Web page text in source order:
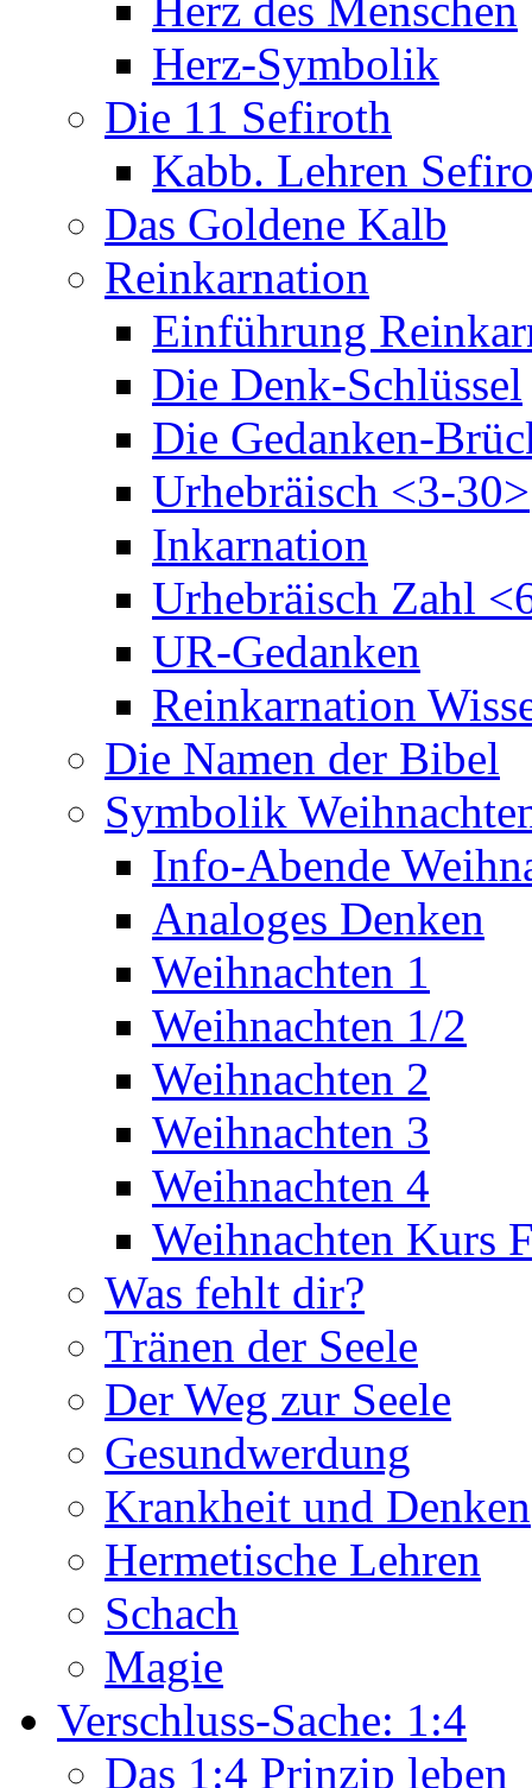
Herz-Symbolik
Die 11 Sefiroth
Kabb. Lehren
Das Goldene Kalb
Reinkarnation
Einführung
Die Denk-Schlüssel
Die Gedanken-
Urhebräisch <3-30>
Inkarnation
Urhebräisch Zahl
UR-Gedanken
Reinkarnation
Die Namen der Bibel
Symbolik
Info-Abende
Analoges Denken
Weihnachten 1
Weihnachten 1/2
Weihnachten 2
Weihnachten 3
Weihnachten 4
Weihnachten Kurs
Was fehlt dir?
Tränen der Seele
Der Weg zur Seele
Gesundwerdung
Krankheit und Denken
Hermetische Lehren
Schach
Magie
Verschluss-Sache: 1:4
Das 1:4 Prinzip leben